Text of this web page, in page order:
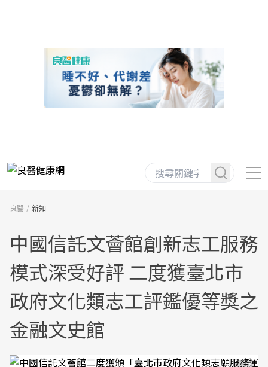
良醫 新知
中國信託文薈館創新志工服務
模式深受好評 二度獲臺北市
政府文化類志工評鑑優等獎之
金融文史館